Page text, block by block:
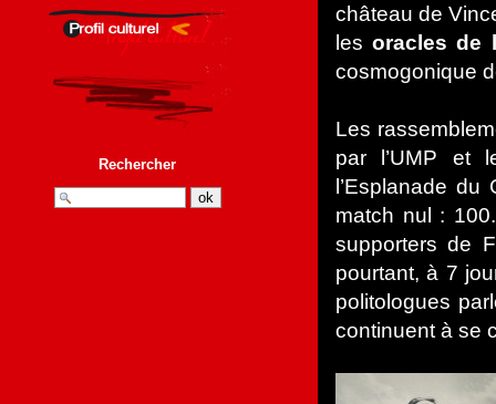
Rechercher
château de
lesoracles de
cosmogonique
Les
par l’UMP et
l’Esplanade
match nul :
supporters de
pourtant, à 7
politologues
continuent à se